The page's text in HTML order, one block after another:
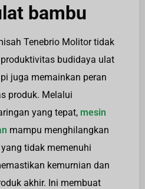
bambu
Tenebrio Molitor tidak
budidaya ulat
juga memainkan peran
produk. Melalui
yang tepat, mesin
mampu menghilangkan
tidak memenuhi
kemurnian dan
akhir. Ini membuat